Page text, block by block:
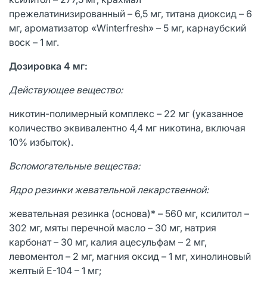
прежелатинизированный – 6,5 мг, титана диоксид – 6
мг, ароматизатор «Winterfresh» – 5 мг, карнаубский
воск – 1 мг.
Дозировка 4 мг:
Действующее вещество:
никотин-полимерный комплекс – 22 мг (указанное
количество эквивалентно 4,4 мг никотина, включая
10% избыток).
Вспомогательные вещества:
Ядро резинки жевательной лекарственной:
жевательная резинка (основа)* – 560 мг, ксилитол –
302 мг, мяты перечной масло – 30 мг, натрия
карбонат – 30 мг, калия ацесульфам – 2 мг,
левоментол – 2 мг, магния оксид – 1 мг, хинолиновый
желтый Е-104 – 1 мг;